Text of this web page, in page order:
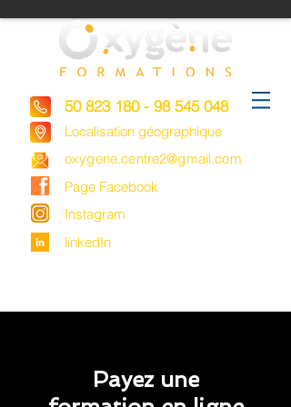
50 823 180 - 98 545 048
Localisation géographique
oxygene.centre2@gmail.com
Page Facebook
Instagram
linkedIn
Payez une